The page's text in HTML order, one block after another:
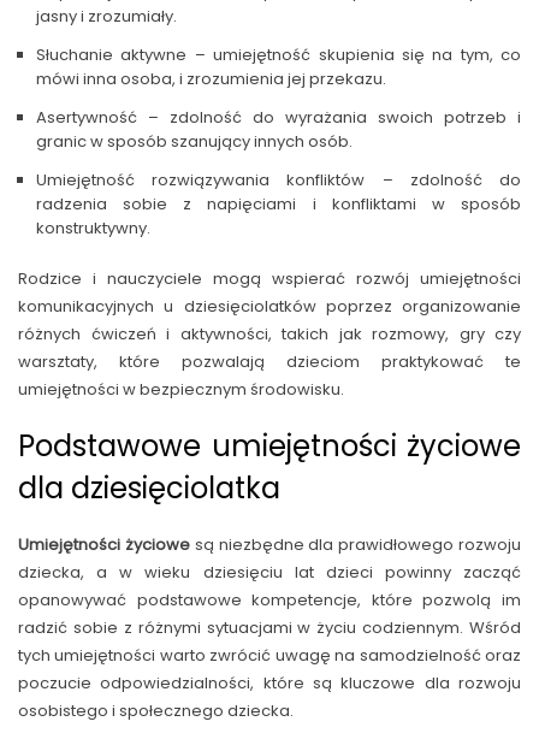
jasny i zrozumiały.
Słuchanie aktywne – umiejętność skupienia się na tym, co
mówi inna osoba, i zrozumienia jej przekazu.
Asertywność – zdolność do wyrażania swoich potrzeb i
granic w sposób szanujący innych osób.
Umiejętność rozwiązywania konfliktów – zdolność do
radzenia sobie z napięciami i konfliktami w sposób
konstruktywny.
Rodzice i nauczyciele mogą wspierać rozwój umiejętności
komunikacyjnych u dziesięciolatków poprzez organizowanie
różnych ćwiczeń i aktywności, takich jak rozmowy, gry czy
warsztaty, które pozwalają dzieciom praktykować te
umiejętności w bezpiecznym środowisku.
Podstawowe umiejętności życiowe
dla dziesięciolatka
Umiejętności życiowesą niezbędne dla prawidłowego rozwoju
dziecka, a w wieku dziesięciu lat dzieci powinny zacząć
opanowywać podstawowe kompetencje, które pozwolą im
radzić sobie z różnymi sytuacjami w życiu codziennym. Wśród
tych umiejętności warto zwrócić uwagę na samodzielność oraz
poczucie odpowiedzialności, które są kluczowe dla rozwoju
osobistego i społecznego dziecka.